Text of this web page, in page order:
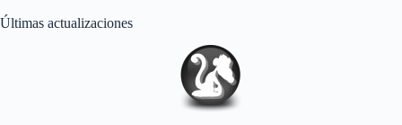
Últimas actualizaciones